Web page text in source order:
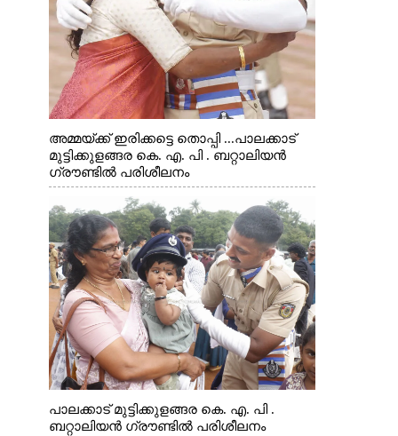
അമ്മയ്ക്ക് ഇരിക്കട്ടെ തൊപ്പി ...പാലക്കാട്
മുട്ടിക്കുളങ്ങര കെ. എ. പി . ബറ്റാലിയൻ
ഗ്രൗണ്ടിൽ പരിശീലനം
പാലക്കാട് മുട്ടിക്കുളങ്ങര കെ. എ. പി .
ബറ്റാലിയൻ ഗ്രൗണ്ടിൽ പരിശീലനം